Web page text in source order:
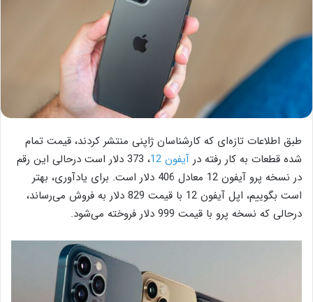
طبق اطلاعات تازه‌ای که کارشناسان ژاپنی منتشر کردند، قیمت تمام
شده قطعات به کار رفته در آیفون 12
، 373 دلار است در‌حالی این رقم
در نسخه پرو آیفون 12 معادل 406 دلار است. برای یادآوری، بهتر
است بگوییم، اپل آیفون 12 با قیمت 829 دلار به فروش می‌رساند،
درحالی که نسخه پرو با قیمت 999 دلار فروخته می‌شود.